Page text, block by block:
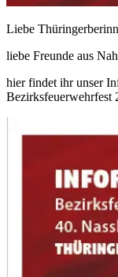
Liebe
liebe Freunde aus
hier findet ihr unser
Bezirksfeuerwehrfest